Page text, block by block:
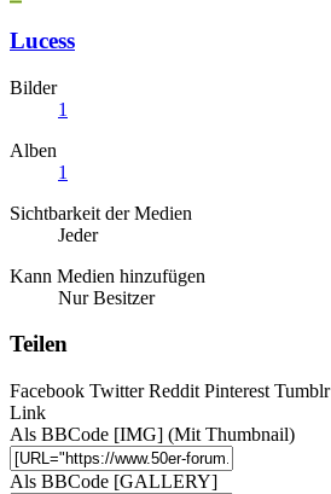
Lucess
Bilder
1
Alben
1
Sichtbarkeit der Medien
Jeder
Kann Medien hinzufügen
Nur Besitzer
Teilen
Facebook Twitter Reddit Pinterest Tumblr
Link
Als BBCode [IMG] (Mit Thumbnail)
Als BBCode [GALLERY]